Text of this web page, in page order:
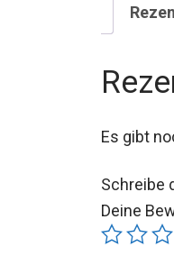
Es gibt
Schreibe
Deine